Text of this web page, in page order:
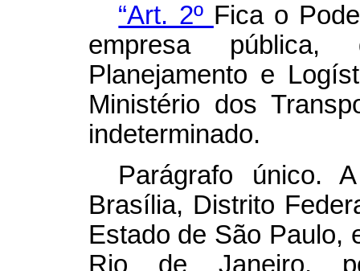
“Art. 2º Fica o
empresa pública,
Planejamento e
Ministério dos
indeterminado.
Parágrafo único.
Brasília, Distrito
Estado de São Paulo,
Rio de Janeiro,